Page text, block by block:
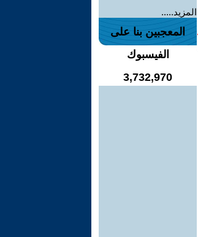
المزيد.....
المعجبين بنا على
الفيسبوك
3,732,970